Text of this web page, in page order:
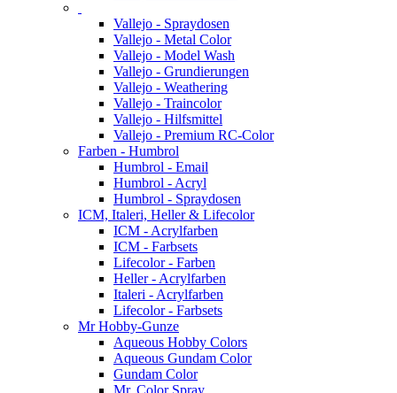
Vallejo - Spraydosen
Vallejo - Metal Color
Vallejo - Model Wash
Vallejo - Grundierungen
Vallejo - Weathering
Vallejo - Traincolor
Vallejo - Hilfsmittel
Vallejo - Premium RC-Color
Farben - Humbrol
Humbrol - Email
Humbrol - Acryl
Humbrol - Spraydosen
ICM, Italeri, Heller & Lifecolor
ICM - Acrylfarben
ICM - Farbsets
Lifecolor - Farben
Heller - Acrylfarben
Italeri - Acrylfarben
Lifecolor - Farbsets
Mr Hobby-Gunze
Aqueous Hobby Colors
Aqueous Gundam Color
Gundam Color
Mr. Color Spray